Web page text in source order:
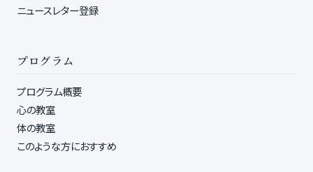
ニュースレター登録
プログラム
プログラム概要
心の教室
体の教室
このような方におすすめ